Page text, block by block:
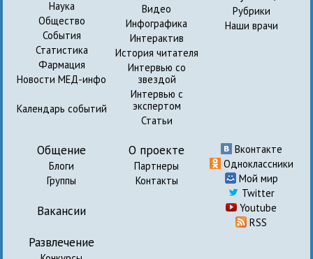
Наука
Общество
События
Статистика
Фармация
Новости МЕД-инфо
Календарь событий
Видео
Инфографика
Интерактив
История читателя
Интервью со
звездой
Интервью с
экспертом
Статьи
Рубрики
Наши врачи
Общение
Блоги
Группы
Вакансии
Развлечение
О проекте
Партнеры
Контакты
Вконтакте
Одноклассники
Мой мир
Twitter
Youtube
RSS